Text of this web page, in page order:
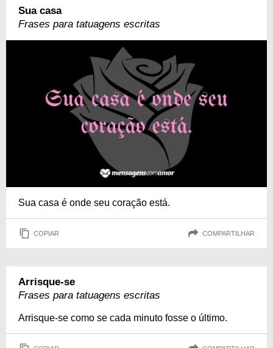
Sua casa
Frases para tatuagens escritas
Sua casa é onde seu coração está.
COPIAR COMPARTILHAR
Arrisque-se
Frases para tatuagens escritas
Arrisque-se como se cada minuto fosse o último.